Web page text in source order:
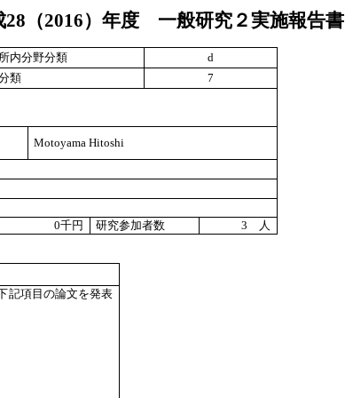
28 （2016）年度 一般研究２実施報告書
内分野分類
d
類
7
Motoyama Hitoshi
0千円 研究参加者数 3 人
記項目の論文を発表